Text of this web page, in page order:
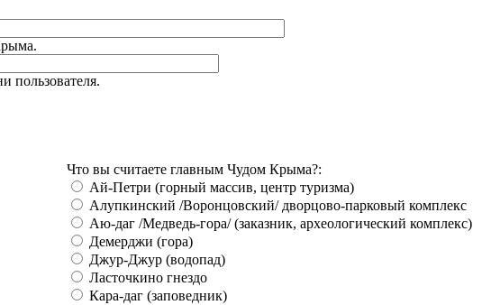
пользователя.
Что вы считаете главным Чудом Крыма?:
Ай-Петри (горный массив, центр туризма)
Алупкинский /Воронцовский/ дворцово-парковый комплекс
Аю-даг /Медведь-гора/ (заказник, археологический комплекс)
Демерджи (гора)
Джур-Джур (водопад)
Ласточкино гнездо
Кара-даг (заповедник)